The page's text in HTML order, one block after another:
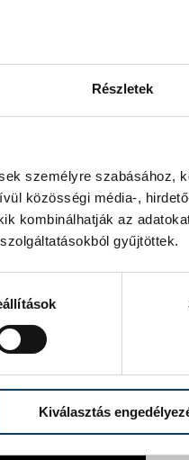
Részletek
személyre szabásához,
közösségi média-,
kombinálhatják az
gyűjtöttek.
Kiválasztás
tűnt fel. Az új
jött létre, mely egyre
es Kókuszmúzeum
bővült.
már rég nem léteznek
világban. Ezt